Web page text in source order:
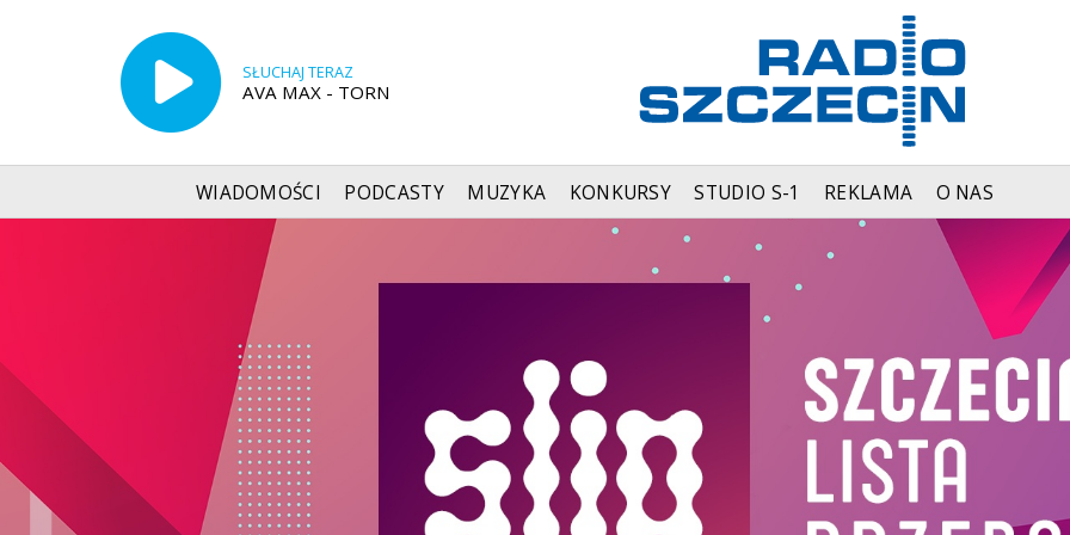
SŁUCHAJ TERAZ
AVA MAX - TORN
WIADOMOŚCI PODCASTY MUZYKA KONKURSY STUDIO S-1 REKLAMA O NAS